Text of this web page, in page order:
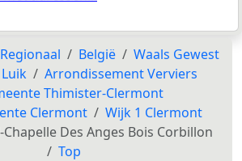
Regionaal België
Waals Gewest
Arrondissement Verviers
Thimister-Clermont
Clermont
Wijk 1 Clermont
Des Anges Bois Corbillon
Top